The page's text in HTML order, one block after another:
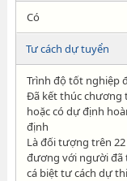
Có
Tư cách dự tuyển
Trình độ tốt nghiệp
Đã kết thúc chương
hoặc có dự định
định
Là đối tượng trên
đương với người đã
cá biệt tư cách dự